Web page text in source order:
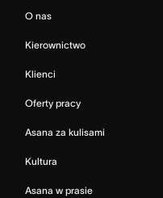
O nas
Kierownictwo
Klienci
Oferty pracy
Asana za kulisami
Kultura
Asana w prasie